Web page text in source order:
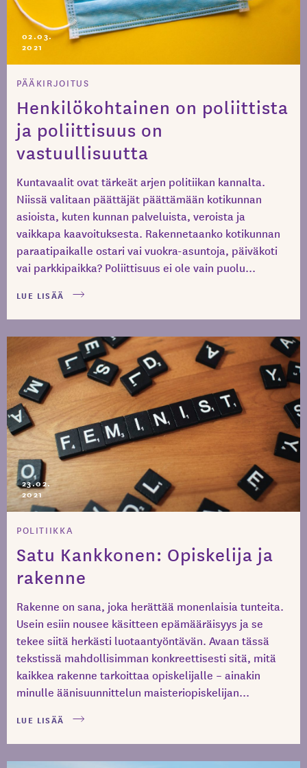
02.03.
2021
PÄÄKIRJOITUS
Henkilökohtainen on poliittista
ja poliittisuus on
vastuullisuutta
Kuntavaalit ovat tärkeät arjen politiikan kannalta.
Niissä valitaan päättäjät päättämään kotikunnan
asioista, kuten kunnan palveluista, veroista ja
vaikkapa kaavoituksesta. Rakennetaanko kotikunnan
paraatipaikalle ostari vai vuokra-asuntoja, päiväkoti
vai parkkipaikka? Poliittisuus ei ole vain puolu...
LUE LISÄÄ
23.02.
2021
POLITIIKKA
Satu Kankkonen: Opiskelija ja
rakenne
Rakenne on sana, joka herättää monenlaisia tunteita.
Usein esiin nousee käsitteen epämääräisyys ja se
tekee siitä herkästi luotaantyöntävän. Avaan tässä
tekstissä mahdollisimman konkreettisesti sitä, mitä
kaikkea rakenne tarkoittaa opiskelijalle – ainakin
minulle äänisuunnittelun maisteriopiskelijan...
LUE LISÄÄ